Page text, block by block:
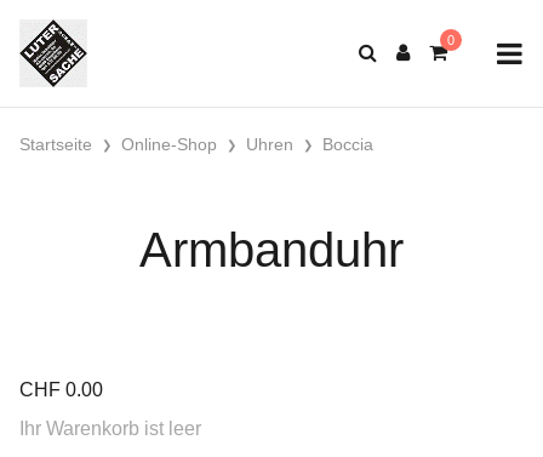
Startseite Online-Shop Uhren Boccia
Armbanduhr
CHF 0.00
Ihr Warenkorb ist leer